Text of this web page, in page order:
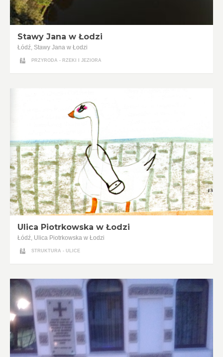
Stawy Jana w Łodzi
Łódź, Stawy Jana w Łodzi
PRZYRODA - RZEKI I JEZIORA
Ulica Piotrkowska w Łodzi
Łódź, Ulica Piotrkowska w Łodzi
STRUKTURA - ULICE